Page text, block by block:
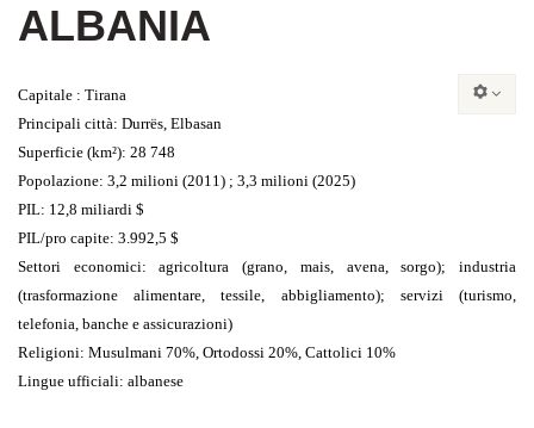
ALBANIA
Capitale : Tirana
Principali città: Durrës, Elbasan
Superficie (km²): 28 748
Popolazione: 3,2 milioni (2011) ; 3,3 milioni (2025)
PIL: 12,8 miliardi $
PIL/pro capite: 3.992,5 $
Settori economici:agricoltura (grano, mais, avena, sorgo); industria
(trasformazione alimentare, tessile, abbigliamento); servizi (turismo,
telefonia, banche e assicurazioni)
Religioni: Musulmani 70%, Ortodossi 20%, Cattolici 10%
Lingue ufficiali: albanese